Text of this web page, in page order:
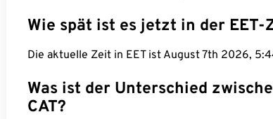
Wie spät ist es jetzt in der EET-
Die aktuelle Zeit in EET ist August 7th 2026,
Was ist der Unterschied
CAT?